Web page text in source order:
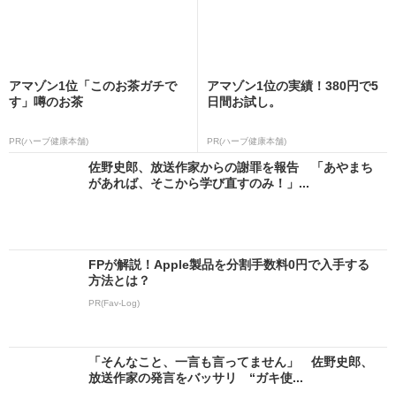
アマゾン1位「このお茶ガチで
す」噂のお茶
PR(ハーブ健康本舗)
アマゾン1位の実績！380円で5
日間お試し。
PR(ハーブ健康本舗)
佐野史郎、放送作家からの謝罪を報告 「あやまち
があれば、そこから学び直すのみ！」...
FPが解説！Apple製品を分割手数料0円で入手する
方法とは？
PR(Fav-Log)
「そんなこと、一言も言ってません」 佐野史郎、
放送作家の発言をバッサリ “ガキ使...